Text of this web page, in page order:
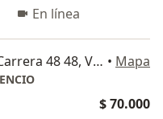
En línea
Vía Villavicencio - Acacías - Carrera 48 48, Villavicencio • Mapa
$ 70.000